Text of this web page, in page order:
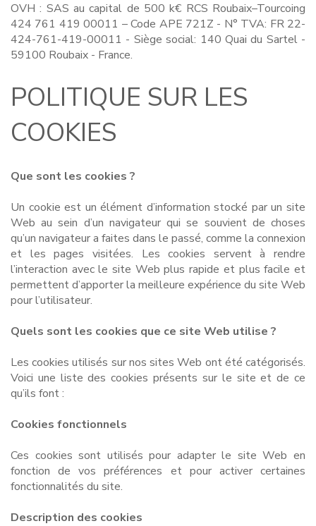
OVH : SAS au capital de 500 k€ RCS Roubaix–Tourcoing
424 761 419 00011 – Code APE 721Z - N° TVA: FR 22-
424-761-419-00011 - Siège social: 140 Quai du Sartel -
59100 Roubaix - France.
POLITIQUE SUR LES
COOKIES
Que sont les cookies ?
Un cookie est un élément d’information stocké par un site
Web au sein d’un navigateur qui se souvient de choses
qu’un navigateur a faites dans le passé, comme la connexion
et les pages visitées. Les cookies servent à rendre
l’interaction avec le site Web plus rapide et plus facile et
permettent d’apporter la meilleure expérience du site Web
pour l’utilisateur.
Quels sont les cookies que ce site Web utilise ?
Les cookies utilisés sur nos sites Web ont été catégorisés.
Voici une liste des cookies présents sur le site et de ce
qu’ils font :
Cookies fonctionnels
Ces cookies sont utilisés pour adapter le site Web en
fonction de vos préférences et pour activer certaines
fonctionnalités du site.
Description des cookies